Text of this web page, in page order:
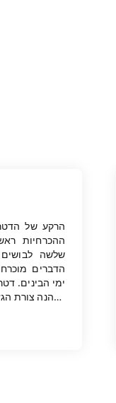
הרקע של
ההכרחיות
שלשה
הדברים
ימי הבינים.
הנה צורת הגזירה האלקית. ההכריות התיאולוגית הי…